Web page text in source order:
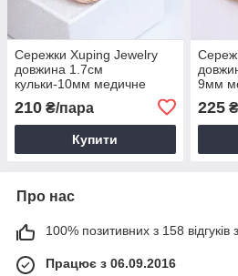
Сережки Xuping Jewelry
довжина 1.7см
кульки-10мм медичне
золото позолота 18К с994
210 ₴/пара
Купити
9мм
225₴
Про нас
100% позитивних з 158 відгуків
Працює з 06.09.2016